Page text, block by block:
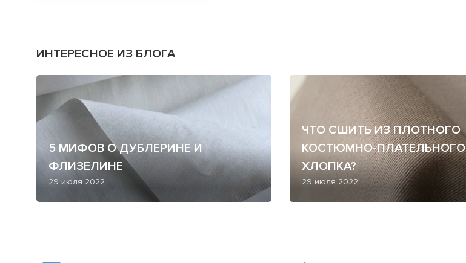
ИНТЕРЕСНОЕ ИЗ БЛОГА
5 МИФОВ О ДУБЛЕРИНЕ И
ФЛИЗЕЛИНЕ
29 июля 2022
ЧТО СШИТЬ ИЗ ПЛОТНОГО
КОСТЮМНО-ПЛАТЕЛЬНОГО
ХЛОПКА?
29 июля 2022